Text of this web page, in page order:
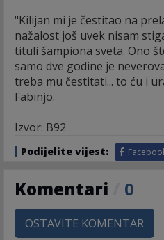
"Kilijan mi je čestitao na
nažalost još uvek nisam
tituli šampiona sveta. Ono
samo dve godine je
treba mu čestitati... to ću i
Fabinjo.
Izvor: B92
Podijelite vijest:
Komentari 0
OSTAVITE KOMENTAR